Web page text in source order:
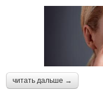
читать дальше →